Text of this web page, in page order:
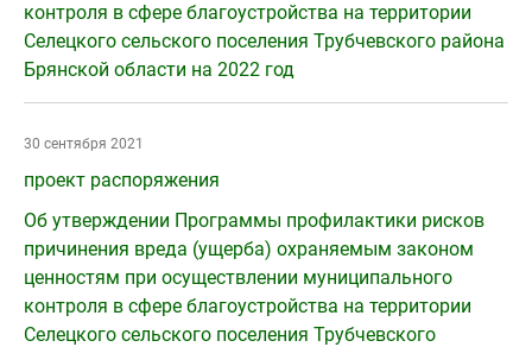
контроля в сфере благоустройства на территории
Селецкого сельского поселения Трубчевского района
Брянской области на 2022 год
30 сентября 2021
проект распоряжения
Об утверждении Программы профилактики рисков
причинения вреда (ущерба) охраняемым законом
ценностям при осуществлении муниципального
контроля в сфере благоустройства на территории
Селецкого сельского поселения Трубчевского